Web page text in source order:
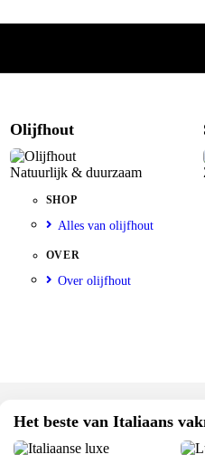
Olijfhout
Natuurlijk & duurzaam
SHOP
Alles van olijfhout
OVER
Over olijfhout
Het beste van Italiaans